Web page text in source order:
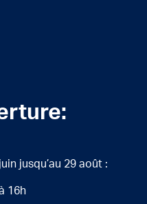
jusqu’au 29 août :
16h